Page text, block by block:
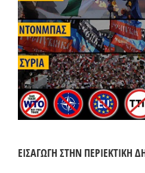
ΕΙΣΑΓΩΓΗ ΣΤΗΝ ΠΕΡΙΕΚΤΙΚΗ